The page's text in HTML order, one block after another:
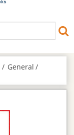
General